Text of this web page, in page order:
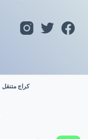
كراج متنقل